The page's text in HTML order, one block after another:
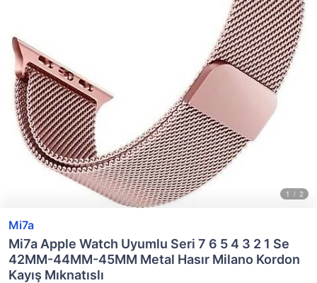
Mi7a
Mi7a Apple Watch Uyumlu Seri 7 6 5 4 3 2 1 Se
42MM-44MM-45MM Metal Hasır Milano Kordon
Kayış Mıknatıslı